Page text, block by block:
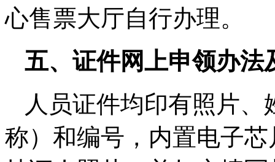
心售票大厅自行办理。
五、证件网上申领办法
人员证件均印有照片
称）和编号，内置电子